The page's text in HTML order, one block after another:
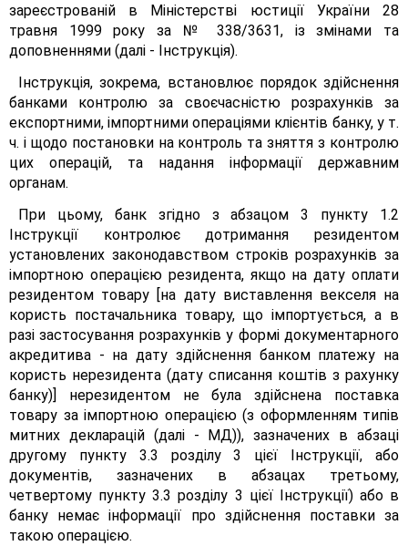
зареєстрованій в Міністерстві юстиції України 28
травня 1999 року за № 338/3631, із змінами та
доповненнями (далі - Інструкція).
Інструкція, зокрема, встановлює порядок здійснення
банками контролю за своєчасністю розрахунків за
експортними, імпортними операціями клієнтів банку, у т.
ч. і щодо постановки на контроль та зняття з контролю
цих операцій, та надання інформації державним
органам.
При цьому, банк згідно з абзацом 3 пункту 1.2
Інструкції контролює дотримання резидентом
установлених законодавством строків розрахунків за
імпортною операцією резидента, якщо на дату оплати
резидентом товару [на дату виставлення векселя на
користь постачальника товару, що імпортується, а в
разі застосування розрахунків у формі документарного
акредитива - на дату здійснення банком платежу на
користь нерезидента (дату списання коштів з рахунку
банку)] нерезидентом не була здійснена поставка
товару за імпортною операцією (з оформленням типів
митних декларацій (далі - МД)), зазначених в абзаці
другому пункту 3.3 розділу 3 цієї Інструкції, або
документів, зазначених в абзацах третьому,
четвертому пункту 3.3 розділу 3 цієї Інструкції) або в
банку немає інформації про здійснення поставки за
такою операцією.